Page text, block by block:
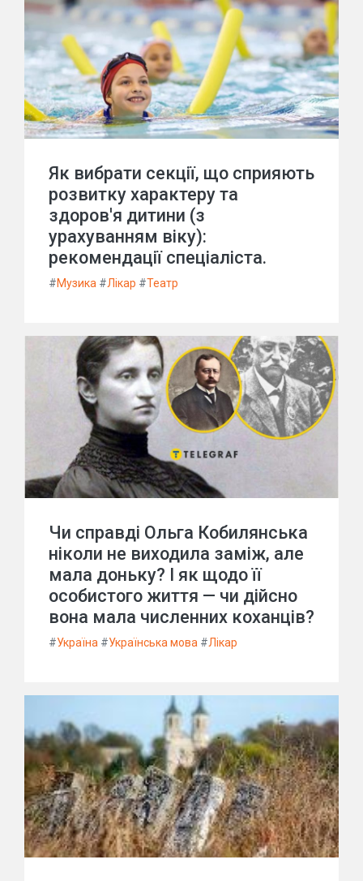
Як вибрати секції, що сприяють
розвитку характеру та
здоров'я дитини (з
урахуванням віку):
рекомендації спеціаліста.
#Музика #Лікар #Театр
Чи справді Ольга Кобилянська
ніколи не виходила заміж, але
мала доньку? І як щодо її
особистого життя — чи дійсно
вона мала численних коханців?
#Україна #Українська мова #Лікар